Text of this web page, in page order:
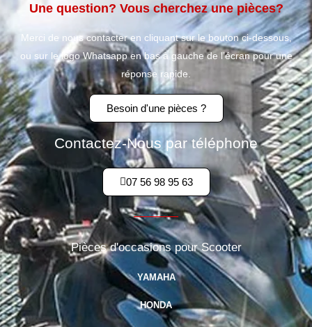
Une question? Vous cherchez une pièces?
Merci de nous contacter en cliquant sur le bouton ci-dessous,
ou sur le logo Whatsapp en bas à gauche de l’écran pour une
réponse rapide.
Besoin d'une pièces ?
Contactez-Nous par téléphone
07 56 98 95 63
Pièces d'occasions pour Scooter
YAMAHA
HONDA